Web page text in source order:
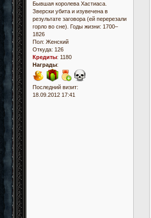
Бывшая королева Хастиаса.
Зверски убита и изувечена в
результате заговора (ей перерезали
горло во сне). Годы жизни: 1700–
1826
Пол: Женский
Откуда: 126
Кредиты: 1180
Награды:
Последний визит:
18.09.2012 17:41